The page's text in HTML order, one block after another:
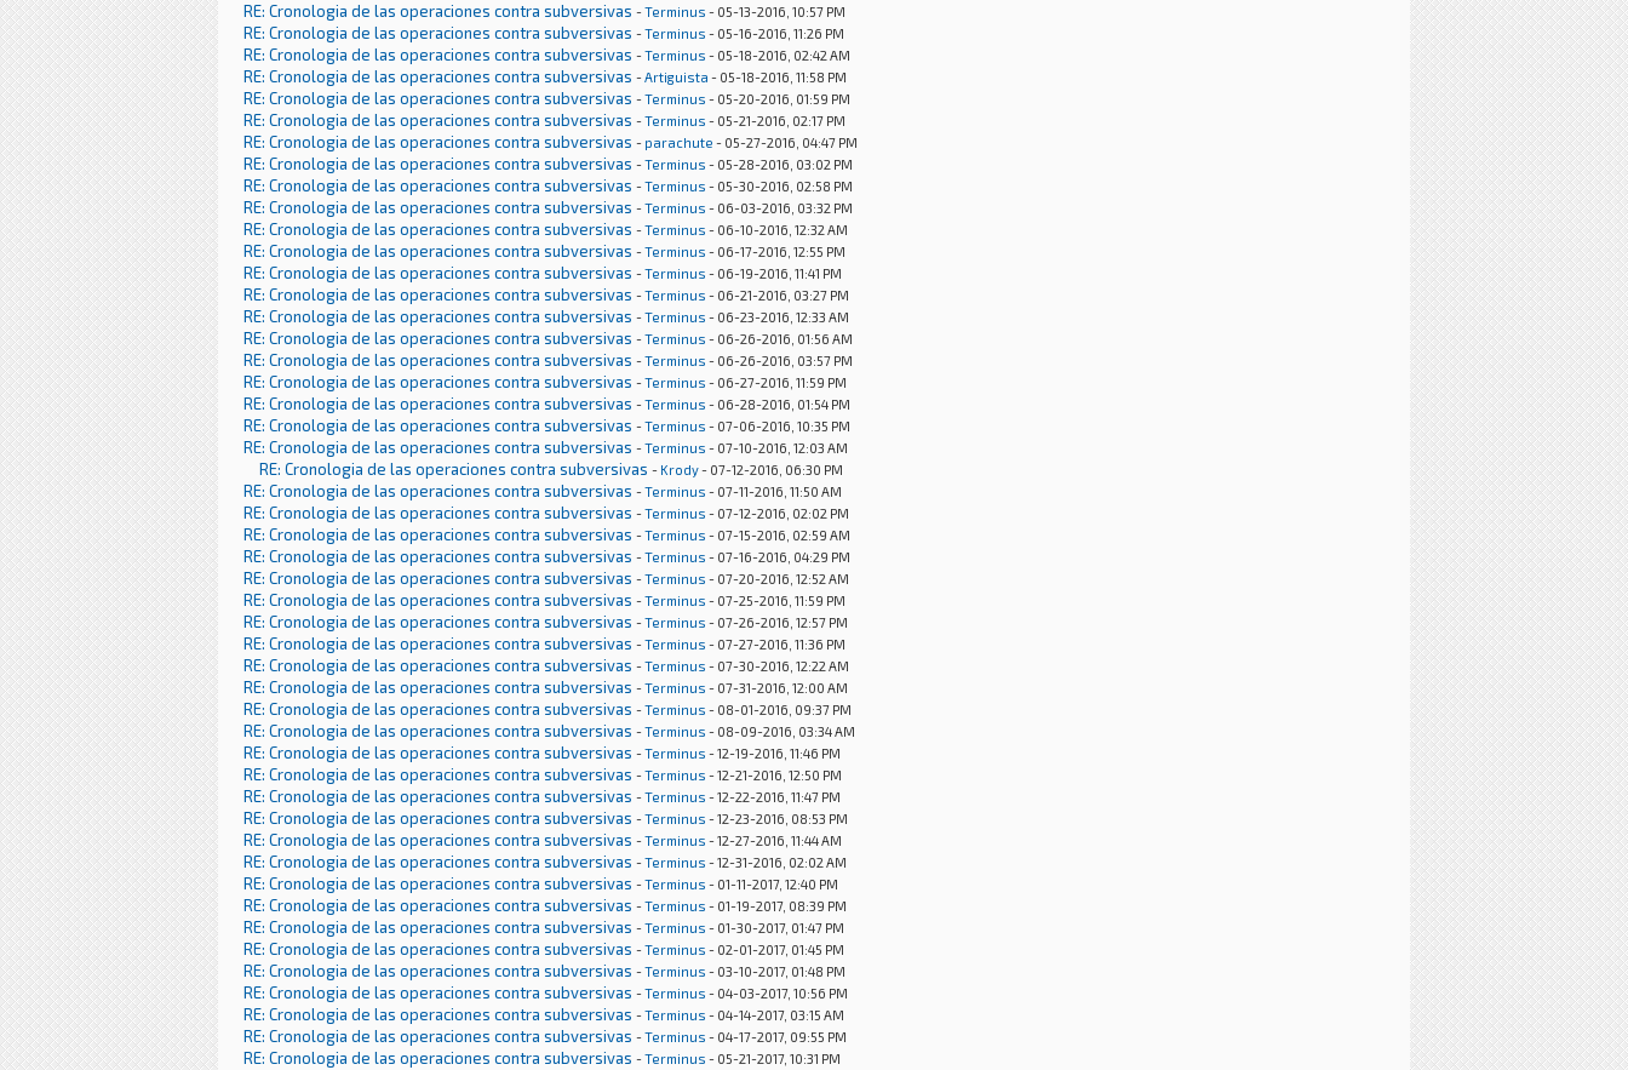
RE: Cronologia de las operaciones contra subversivas -Terminus - 05-13-2016, 10:57 PM
RE: Cronologia de las operaciones contra subversivas -Terminus - 05-16-2016, 11:26 PM
RE: Cronologia de las operaciones contra subversivas -Terminus - 05-18-2016, 02:42 AM
RE: Cronologia de las operaciones contra subversivas -Artiguista - 05-18-2016, 11:58 PM
RE: Cronologia de las operaciones contra subversivas -Terminus - 05-20-2016, 01:59 PM
RE: Cronologia de las operaciones contra subversivas -Terminus - 05-21-2016, 02:17 PM
RE: Cronologia de las operaciones contra subversivas - parachute - 05-27-2016, 04:47 PM
RE: Cronologia de las operaciones contra subversivas -Terminus - 05-28-2016, 03:02 PM
RE: Cronologia de las operaciones contra subversivas -Terminus - 05-30-2016, 02:58 PM
RE: Cronologia de las operaciones contra subversivas -Terminus - 06-03-2016, 03:32 PM
RE: Cronologia de las operaciones contra subversivas -Terminus - 06-10-2016, 12:32 AM
RE: Cronologia de las operaciones contra subversivas -Terminus - 06-17-2016, 12:55 PM
RE: Cronologia de las operaciones contra subversivas -Terminus - 06-19-2016, 11:41 PM
RE: Cronologia de las operaciones contra subversivas -Terminus - 06-21-2016, 03:27 PM
RE: Cronologia de las operaciones contra subversivas -Terminus - 06-23-2016, 12:33 AM
RE: Cronologia de las operaciones contra subversivas -Terminus - 06-26-2016, 01:56 AM
RE: Cronologia de las operaciones contra subversivas -Terminus - 06-26-2016, 03:57 PM
RE: Cronologia de las operaciones contra subversivas -Terminus - 06-27-2016, 11:59 PM
RE: Cronologia de las operaciones contra subversivas -Terminus - 06-28-2016, 01:54 PM
RE: Cronologia de las operaciones contra subversivas -Terminus - 07-06-2016, 10:35 PM
RE: Cronologia de las operaciones contra subversivas -Terminus - 07-10-2016, 12:03 AM
RE: Cronologia de las operaciones contra subversivas - Krody- 07-12-2016, 06:30 PM
RE: Cronologia de las operaciones contra subversivas -Terminus - 07-11-2016, 11:50 AM
RE: Cronologia de las operaciones contra subversivas -Terminus - 07-12-2016, 02:02 PM
RE: Cronologia de las operaciones contra subversivas -Terminus - 07-15-2016, 02:59 AM
RE: Cronologia de las operaciones contra subversivas -Terminus - 07-16-2016, 04:29 PM
RE: Cronologia de las operaciones contra subversivas -Terminus - 07-20-2016, 12:52 AM
RE: Cronologia de las operaciones contra subversivas -Terminus - 07-25-2016, 11:59 PM
RE: Cronologia de las operaciones contra subversivas -Terminus - 07-26-2016, 12:57 PM
RE: Cronologia de las operaciones contra subversivas -Terminus - 07-27-2016, 11:36 PM
RE: Cronologia de las operaciones contra subversivas -Terminus - 07-30-2016, 12:22 AM
RE: Cronologia de las operaciones contra subversivas -Terminus - 07-31-2016, 12:00 AM
RE: Cronologia de las operaciones contra subversivas -Terminus - 08-01-2016, 09:37 PM
RE: Cronologia de las operaciones contra subversivas -Terminus - 08-09-2016, 03:34 AM
RE: Cronologia de las operaciones contra subversivas -Terminus - 12-19-2016, 11:46 PM
RE: Cronologia de las operaciones contra subversivas -Terminus - 12-21-2016, 12:50 PM
RE: Cronologia de las operaciones contra subversivas -Terminus - 12-22-2016, 11:47 PM
RE: Cronologia de las operaciones contra subversivas -Terminus - 12-23-2016, 08:53 PM
RE: Cronologia de las operaciones contra subversivas -Terminus - 12-27-2016, 11:44 AM
RE: Cronologia de las operaciones contra subversivas -Terminus - 12-31-2016, 02:02 AM
RE: Cronologia de las operaciones contra subversivas -Terminus - 01-11-2017, 12:40 PM
RE: Cronologia de las operaciones contra subversivas -Terminus - 01-19-2017, 08:39 PM
RE: Cronologia de las operaciones contra subversivas -Terminus - 01-30-2017, 01:47 PM
RE: Cronologia de las operaciones contra subversivas -Terminus - 02-01-2017, 01:45 PM
RE: Cronologia de las operaciones contra subversivas -Terminus - 03-10-2017, 01:48 PM
RE: Cronologia de las operaciones contra subversivas -Terminus - 04-03-2017, 10:56 PM
RE: Cronologia de las operaciones contra subversivas -Terminus - 04-14-2017, 03:15 AM
RE: Cronologia de las operaciones contra subversivas -Terminus - 04-17-2017, 09:55 PM
RE: Cronologia de las operaciones contra subversivas -Terminus - 05-21-2017, 10:31 PM